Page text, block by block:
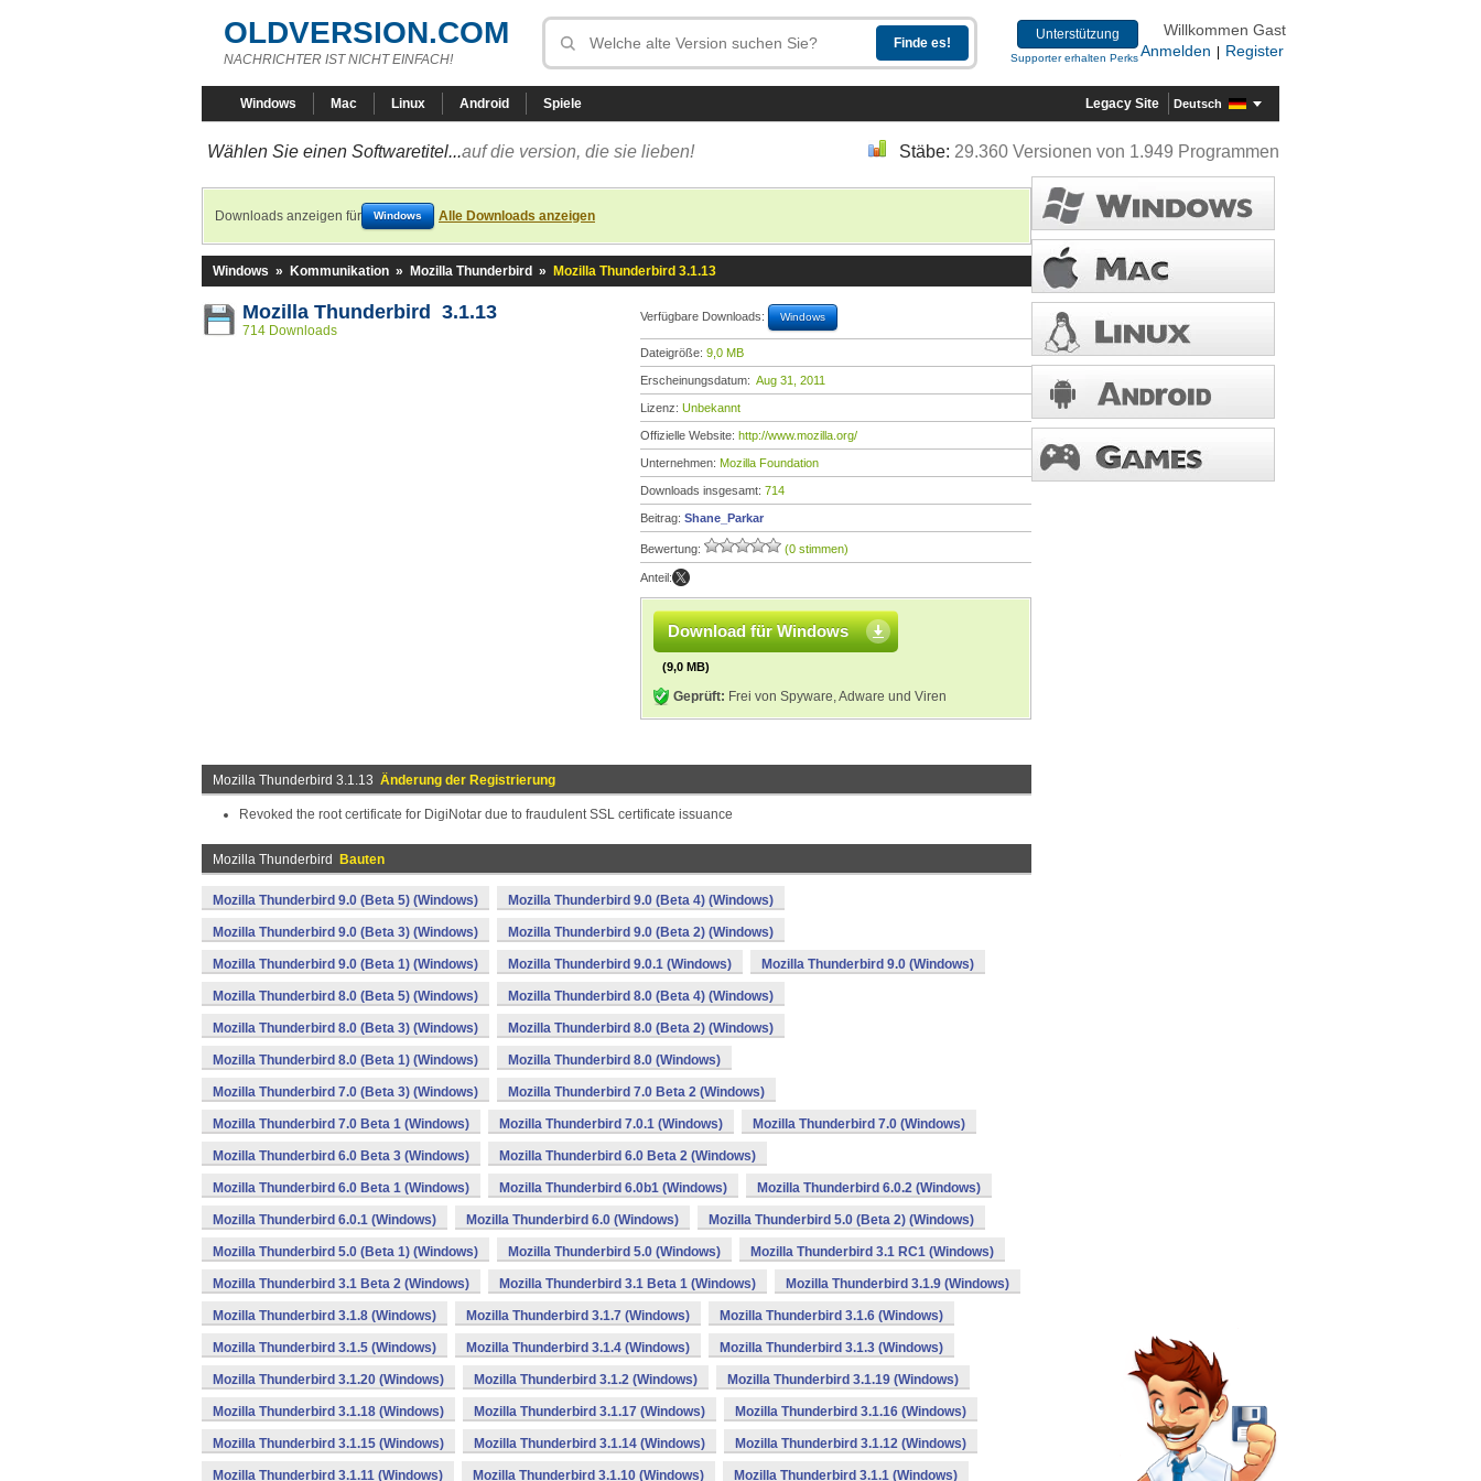
OLDVERSION.COM
NACHRICHTER IST NICHT EINFACH!
Unterstützung
Supporter erhalten Perks
Willkommen Gast
Anmelden
Register
Windows Mac Linux Android Spiele Legacy Site Deutsch
Wählen Sie einen Softwaretitel...auf die version, die sie lieben! Stäbe: 29.360 Versionen von 1.949 Programmen
Downloads anzeigen für Windows Alle Downloads anzeigen
Windows » Kommunikation » Mozilla Thunderbird » Mozilla Thunderbird 3.1.13
Mozilla Thunderbird 3.1.13
714 Downloads
Verfügbare Downloads: Windows
Dateigröße: 9,0 MB
Erscheinungsdatum: Aug 31, 2011
Lizenz: Unbekannt
Offizielle Website: http://www.mozilla.org/
Unternehmen: Mozilla Foundation
Downloads insgesamt: 714
Beitrag: Shane_Parkar
Bewertung: (0 stimmen)
Anteil:
Download für Windows
(9,0 MB)
Geprüft: Frei von Spyware, Adware und Viren
Mozilla Thunderbird 3.1.13 Änderung der Registrierung
Revoked the root certificate for DigiNotar due to fraudulent SSL certificate issuance
Mozilla Thunderbird Bauten
Mozilla Thunderbird 9.0 (Beta 5) (Windows) Mozilla Thunderbird 9.0 (Beta 4) (Windows)
Mozilla Thunderbird 9.0 (Beta 3) (Windows) Mozilla Thunderbird 9.0 (Beta 2) (Windows)
Mozilla Thunderbird 9.0 (Beta 1) (Windows) Mozilla Thunderbird 9.0.1 (Windows) Mozilla Thunderbird 9.0 (Windows)
Mozilla Thunderbird 8.0 (Beta 5) (Windows) Mozilla Thunderbird 8.0 (Beta 4) (Windows)
Mozilla Thunderbird 8.0 (Beta 3) (Windows) Mozilla Thunderbird 8.0 (Beta 2) (Windows)
Mozilla Thunderbird 8.0 (Beta 1) (Windows) Mozilla Thunderbird 8.0 (Windows)
Mozilla Thunderbird 7.0 (Beta 3) (Windows) Mozilla Thunderbird 7.0 Beta 2 (Windows)
Mozilla Thunderbird 7.0 Beta 1 (Windows) Mozilla Thunderbird 7.0.1 (Windows) Mozilla Thunderbird 7.0 (Windows)
Mozilla Thunderbird 6.0 Beta 3 (Windows) Mozilla Thunderbird 6.0 Beta 2 (Windows)
Mozilla Thunderbird 6.0 Beta 1 (Windows) Mozilla Thunderbird 6.0b1 (Windows) Mozilla Thunderbird 6.0.2 (Windows)
Mozilla Thunderbird 6.0.1 (Windows) Mozilla Thunderbird 6.0 (Windows) Mozilla Thunderbird 5.0 (Beta 2) (Windows)
Mozilla Thunderbird 5.0 (Beta 1) (Windows) Mozilla Thunderbird 5.0 (Windows) Mozilla Thunderbird 3.1 RC1 (Windows)
Mozilla Thunderbird 3.1 Beta 2 (Windows) Mozilla Thunderbird 3.1 Beta 1 (Windows) Mozilla Thunderbird 3.1.9 (Windows)
Mozilla Thunderbird 3.1.8 (Windows) Mozilla Thunderbird 3.1.7 (Windows) Mozilla Thunderbird 3.1.6 (Windows)
Mozilla Thunderbird 3.1.5 (Windows) Mozilla Thunderbird 3.1.4 (Windows) Mozilla Thunderbird 3.1.3 (Windows)
Mozilla Thunderbird 3.1.20 (Windows) Mozilla Thunderbird 3.1.2 (Windows) Mozilla Thunderbird 3.1.19 (Windows)
Mozilla Thunderbird 3.1.18 (Windows) Mozilla Thunderbird 3.1.17 (Windows) Mozilla Thunderbird 3.1.16 (Windows)
Mozilla Thunderbird 3.1.15 (Windows) Mozilla Thunderbird 3.1.14 (Windows) Mozilla Thunderbird 3.1.12 (Windows)
Mozilla Thunderbird 3.1.11 (Windows) Mozilla Thunderbird 3.1.10 (Windows) Mozilla Thunderbird 3.1.1 (Windows)